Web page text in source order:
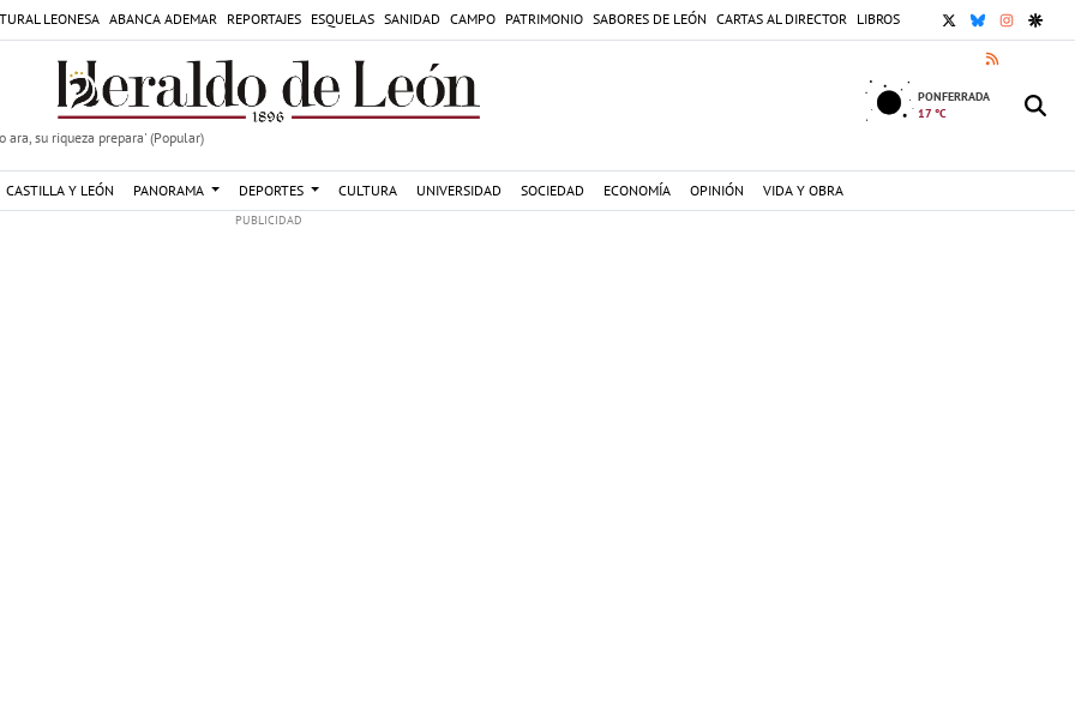
LEONESA ABANCA ADEMAR REPORTAJES ESQUELAS SANIDAD CAMPO PATRIMONIO SABORES DE LEÓN CARTAS AL DIRECTOR LIBROS X BLUESKY
RSS
ara, su riqueza prepara' (Popular)
PONFERRADA
17 °C
CASTILLA Y LEÓN PANORAMA DEPORTES CULTURA UNIVERSIDAD SOCIEDAD ECONOMÍA OPINIÓN VIDA Y OBRA